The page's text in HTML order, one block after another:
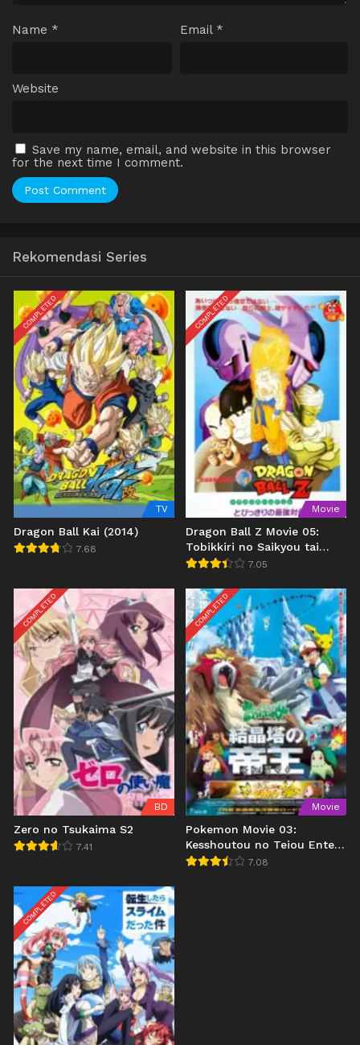
Name * Email *
Website
Save my name, email, and website in this browser
for the next time I comment.
Rekomendasi Series
COMPLETED
TV
Dragon Ball Kai (2014)
7.68
COMPLETED
Movie
Dragon Ball Z Movie 05:
Tobikkiri no Saikyou tai
Saikyou
7.05
COMPLETED
BD
Zero no Tsukaima S2
7.41
COMPLETED
Movie
Pokemon Movie 03:
Kesshoutou no Teiou Entei
(2000)
7.08
COMPLETED